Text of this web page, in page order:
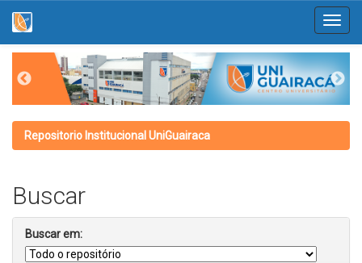
navigation
Repositorio Institucional UniGuairaca
Buscar
Buscar em: